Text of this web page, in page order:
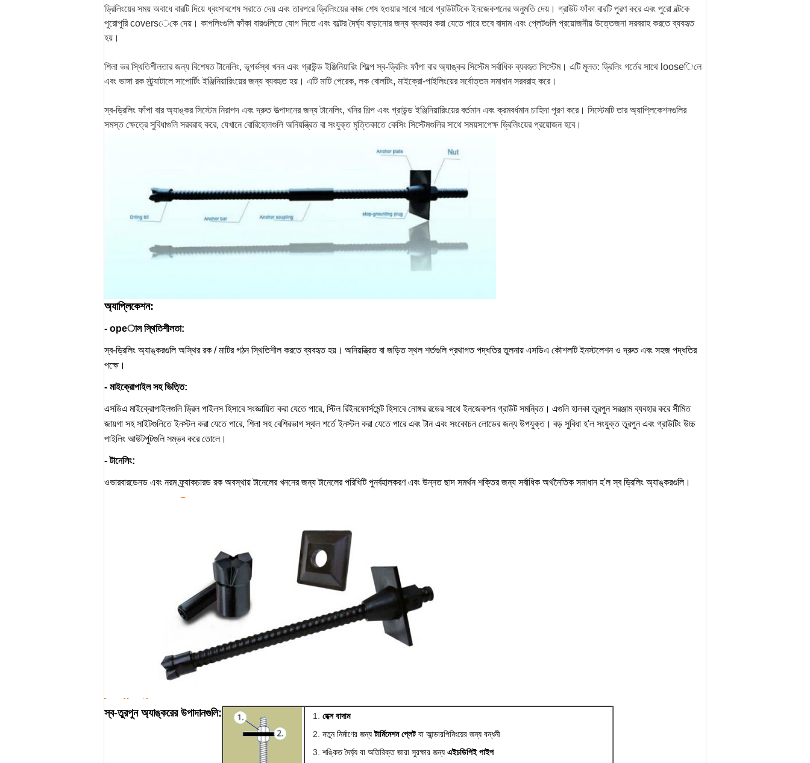
ড্রিলিংয়ের সময় অবাধে বারটি দিয়ে ধ্বংসাবশেষ সরাতে দেয় এবং তারপরে ড্রিলিংয়ের কাজ শেষ হওয়ার সাথে সাথে গ্রাউটটিকে ইনজেকশনের অনুমতি দেয়। গ্রাউট ফাঁকা বারটি পূরণ করে এবং পুরো বল্টকে
পুরোপুরি coversেকে দেয়। কাপলিংগুলি ফাঁকা বারগুলিতে যোগ দিতে এবং বল্টের দৈর্ঘ্য বাড়ানোর জন্য ব্যবহার করা যেতে পারে তবে বাদাম এবং প্লেটগুলি প্রয়োজনীয় উত্তেজনা সরবরাহ করতে ব্যবহৃত
হয়।
শিলা ভর স্থিতিশীলতার জন্য বিশেষত টানেলিং, ভূগর্ভস্থ খনন এবং গ্রাউন্ড ইঞ্জিনিয়ারিং শিল্পে স্ব-ড্রিলিং ফাঁপা বার অ্যাঙ্কর সিস্টেম সর্বাধিক ব্যবহৃত সিস্টেম। এটি মূলত: ড্রিলিং গর্তের সাথে looseিলে
এবং ভাঙ্গা রক স্ট্র্যাটালে সাপোর্টিং ইঞ্জিনিয়ারিংয়ের জন্য ব্যবহৃত হয়। এটি মাটি পেরেক, লক বোলটিং, মাইক্রো-পাইলিংয়ের সর্বোত্তম সমাধান সরবরাহ করে।
স্ব-ড্রিলিং ফাঁপা বার অ্যাঙ্কর সিস্টেম নিরাপদ এবং দ্রুত উত্পাদনের জন্য টানেলিং, খনির শিল্প এবং গ্রাউন্ড ইঞ্জিনিয়ারিংয়ের বর্তমান এবং ক্রমবর্ধমান চাহিদা পূরণ করে। সিস্টেমটি তার অ্যাপ্লিকেশনগুলির
সমস্ত ক্ষেত্রে সুবিধাগুলি সরবরাহ করে, যেখানে বোরিহোলগুলি অনিয়ন্ত্রিত বা সংযুক্ত মৃত্তিকাতে কেসিং সিস্টেমগুলির সাথে সময়সাপেক্ষ ড্রিলিংয়ের প্রয়োজন হবে।
অ্যাপ্লিকেশন:
- opeাল স্থিতিশীলতা:
স্ব-ড্রিলিং অ্যাঙ্করগুলি অস্থির রক / মাটির গঠন স্থিতিশীল করতে ব্যবহৃত হয়। অনিয়ন্ত্রিত বা জড়িত স্থল শর্তগুলি প্রথাগত পদ্ধতির তুলনায় এসডিএ কৌশলটি ইনস্টলেশন ও দ্রুত এবং সহজ পদ্ধতির
পক্ষে।
- মাইক্রোপাইল সহ ভিত্তি:
এসডিএ মাইক্রোপাইলগুলি ড্রিল পাইলস হিসাবে সংজ্ঞায়িত করা যেতে পারে, স্টিল রিইনফোর্সমেন্ট হিসাবে নোঙ্গর রডের সাথে ইনজেকশন গ্রাউট সমন্বিত। এগুলি হালকা তুরপুন সরঞ্জাম ব্যবহার করে সীমিত
জায়গা সহ সাইটগুলিতে ইনস্টল করা যেতে পারে, শিলা সহ বেশিরভাগ স্থল শর্তে ইনস্টল করা যেতে পারে এবং টান এবং সংকোচন লোডের জন্য উপযুক্ত। বড় সুবিধা হ'ল সংযুক্ত তুরপুন এবং গ্রাউটিং উচ্চ
পাইলিং আউটপুটগুলি সম্ভব করে তোলে।
- টানেলিং:
ওভারবারডেনড এবং নরম ফ্র্যাকচারড রক অবস্থায় টানেলের খননের জন্য টানেলের পরিধিটি পুনর্বহালকরণ এবং উন্নত ছাদ সমর্থন শক্তির জন্য সর্বাধিক অর্থনৈতিক সমাধান হ'ল স্ব ড্রিলিং অ্যাঙ্করগুলি।
স্ব-তুরপুন অ্যাঙ্করের উপাদানগুলি:
হেক্স বাদাম
নতুন নির্মাণের জন্যটার্মিনেশন প্লেটবা আন্ডারপিনিংয়ের জন্য বন্ধনী
শঙ্কিত দৈর্ঘ্য বা অতিরিক্ত জারা সুরক্ষার জন্য এইচডিপিই পাইপ